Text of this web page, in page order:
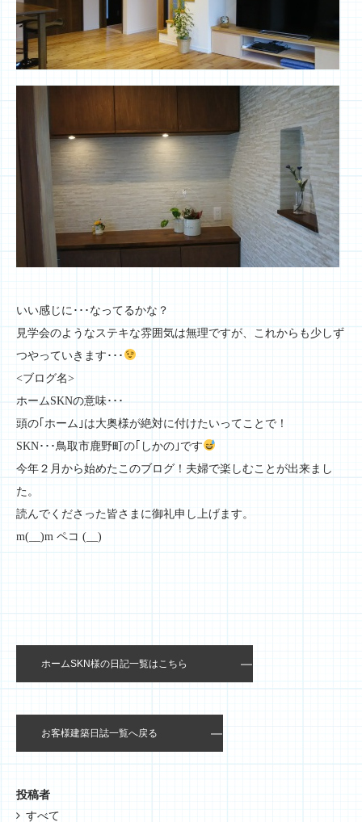
いい感じに･･･なってるかな？
見学会のようなステキな雰囲気は無理ですが、これからも少しず
つやっていきます･･･
<ブログ名>
ホームSKNの意味･･･
頭の｢ホーム｣は大奥様が絶対に付けたいってことで！
SKN･･･鳥取市鹿野町の｢しかの｣です
今年２月から始めたこのブログ！夫婦で楽しむことが出来まし
た。
読んでくださった皆さまに御礼申し上げます。
m(__)m ペコ (__)
ホームSKN様の日記一覧はこちら
お客様建築日誌一覧へ戻る
投稿者
すべて